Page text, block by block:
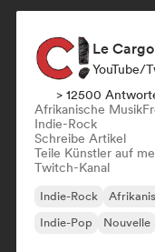
Le Cargo
> 12500
Afrikanische Musik
Indie-Rock
Schreibe Artikel
Teile Künstler auf
Twitch-Kanal
Indie-Rock
Indie-Pop
Nouvelle